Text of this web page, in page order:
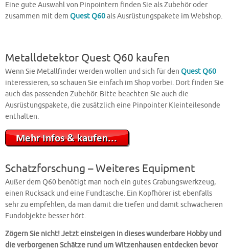
Eine gute Auswahl von Pinpointern finden Sie als Zubehör oder
zusammen mit dem Quest Q60als Ausrüstungspakete im Webshop.
Metalldetektor Quest Q60 kaufen
Wenn Sie Metallfinder werden wollen und sich für den Quest Q60
interessieren, so schauen Sie einfach im Shop vorbei. Dort finden Sie
auch das passenden Zubehör. Bitte beachten Sie auch die
Ausrüstungspakete, die zusätzlich eine Pinpointer Kleinteilesonde
enthalten.
Schatzforschung – Weiteres Equipment
Außer dem Q60 benötigt man noch ein gutes Grabungswerkzeug,
einen Rucksack und eine Fundtasche. Ein Kopfhörer ist ebenfalls
sehr zu empfehlen, da man damit die tiefen und damit schwächeren
Fundobjekte besser hört.
Zögern Sie nicht! Jetzt einsteigen in dieses wunderbare Hobby und
die verborgenen Schätze rund um Witzenhausen entdecken bevor